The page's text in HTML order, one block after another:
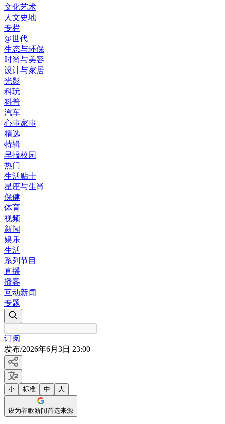
文化艺术
人文史地
专栏
@世代
生态与环保
时尚与美容
设计与家居
光影
科玩
科普
汽车
心事家事
精选
特辑
早报校园
热门
生活贴士
星座与生肖
保健
体育
视频
新闻
娱乐
生活
系列节目
直播
播客
互动新闻
专题
订阅
发布/2026年6月3日 23:00
小 标准 中 大
设为谷歌新闻首选来源